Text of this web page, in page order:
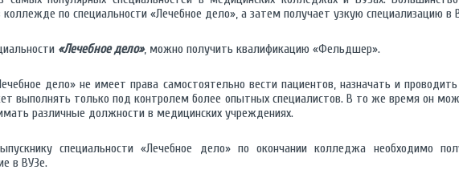
коллежде по специальности «Лечебное дело», а затем получает узкую специализацию в
«Лечебное дело», можно получить квалификацию «Фельдшер».
дело» не имеет права самостоятельно вести пациентов, назначать и
выполнять только под контролем более опытных специалистов. В то же время он
различные должности в медицинских учреждениях.
специальности «Лечебное дело» по окончании колледжа необходимо
в ВУЗе.